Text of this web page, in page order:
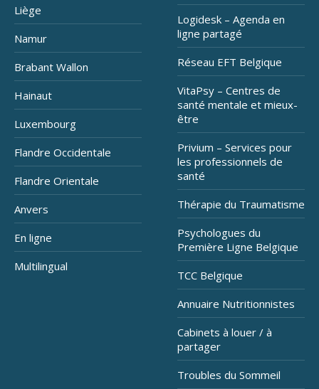
Liège
Namur
Brabant Wallon
Hainaut
Luxembourg
Flandre Occidentale
Flandre Orientale
Anvers
En ligne
Multilingual
Logidesk – Agenda en
ligne partagé
Réseau EFT Belgique
VitaPsy – Centres de
santé mentale et mieux-
être
Privium – Services pour
les professionnels de
santé
Thérapie du Traumatisme
Psychologues du
Première Ligne Belgique
TCC Belgique
Annuaire Nutritionnistes
Cabinets à louer / à
partager
Troubles du Sommeil